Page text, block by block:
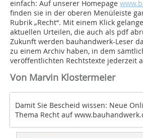
einfach: Auf unserer Homepage
finden sie in der oberen Menüleiste
Rubrik „Recht“. Mit einem Klick
aktuellen Urteilen, die auch als pdf
Zukunft werden bauhandwerk-Leser
zu einem Archiv haben, in dem
veröffentlichten Rechtstexte jederzeit
Von Marvin Klostermeier
Damit Sie Bescheid wissen: Neue
Thema Recht auf